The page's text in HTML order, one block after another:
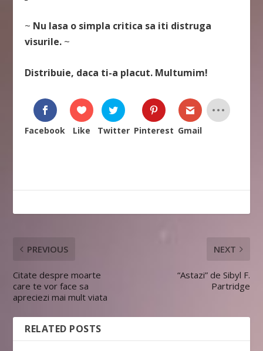
~ Nu lasa o simpla critica sa iti distruga
visurile. ~
Distribuie, daca ti-a placut. Multumim!
Facebook Like Twitter Pinterest Gmail
PREVIOUS
Citate despre moarte
care te vor face sa
apreciezi mai mult viata
NEXT
“Astazi” de Sibyl F.
Partridge
RELATED POSTS